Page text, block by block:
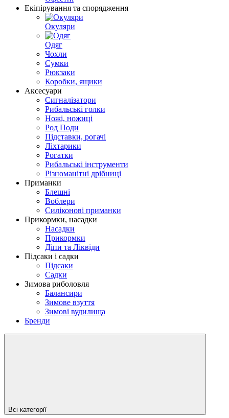
Екіпірування та спорядження
Окуляри
Одяг
Чохли
Сумки
Рюкзаки
Коробки, ящики
Аксесуари
Сигналізатори
Рибальські голки
Ножі, ножиці
Род Поди
Підставки, рогачі
Ліхтарики
Рогатки
Рибальські інструменти
Різноманітні дрібниці
Приманки
Блешні
Воблери
Силіконові приманки
Прикормки, насадки
Насадки
Прикормки
Діпи та Ліквіди
Підсаки і садки
Підсаки
Садки
Зимова риболовля
Балансири
Зимове взуття
Зимові вудилища
Бренди
Всі категорії